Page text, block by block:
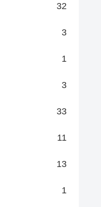
32
3
1
3
33
11
13
1